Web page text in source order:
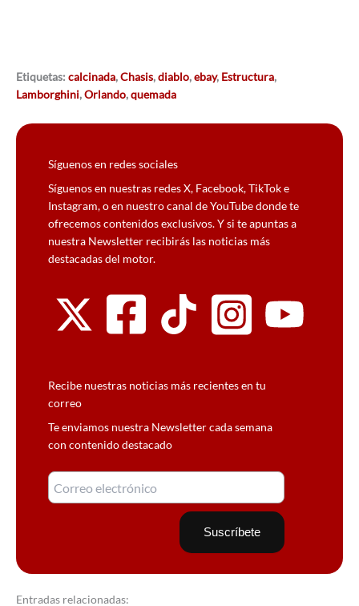
Etiquetas: calcinada,Chasis,diablo,ebay, Estructura,
Lamborghini,Orlando,quemada
Síguenos en redes sociales
Síguenos en nuestras redes X, Facebook, TikTok e
Instagram, o en nuestro canal de YouTube donde te
ofrecemos contenidos exclusivos. Y si te apuntas a
nuestra Newsletter recibirás las noticias más
destacadas del motor.
Recibe nuestras noticias más recientes en tu
correo
Te enviamos nuestra Newsletter cada semana
con contenido destacado
Entradas relacionadas: